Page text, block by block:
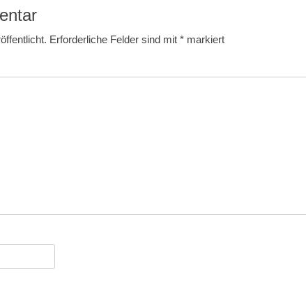
Erforderliche Felder sind mit * markiert